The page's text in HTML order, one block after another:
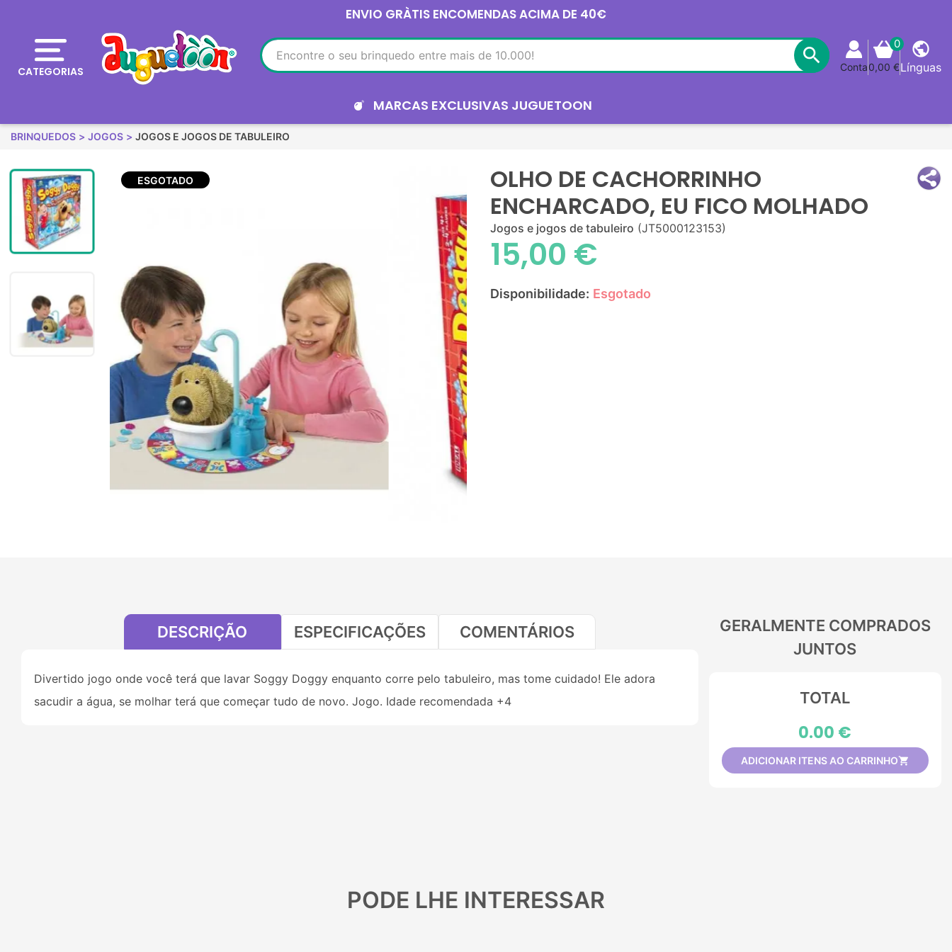
ENVIO GRÀTIS ENCOMENDAS ACIMA DE 40€
CATEGORIAS

Conta
0
0,00 €
public
Línguas
MARCAS EXCLUSIVAS JUGUETOON
BRINQUEDOS JOGOS JOGOS E JOGOS DE TABULEIRO
ESGOTADO
OLHO DE CACHORRINHO
ENCHARCADO, EU FICO MOLHADO
Jogos e jogos de tabuleiro (JT5000123153)
15,00 €
Disponibilidade: Esgotado
DESCRIÇÃO ESPECIFICAÇÕES COMENTÁRIOS
Divertido jogo onde você terá que lavar Soggy Doggy enquanto corre pelo tabuleiro, mas tome cuidado! Ele adora
sacudir a água, se molhar terá que começar tudo de novo. Jogo. Idade recomendada +4
GERALMENTE COMPRADOS
JUNTOS
TOTAL
0.00 €
ADICIONAR ITENS AO CARRINHO
PODE LHE INTERESSAR